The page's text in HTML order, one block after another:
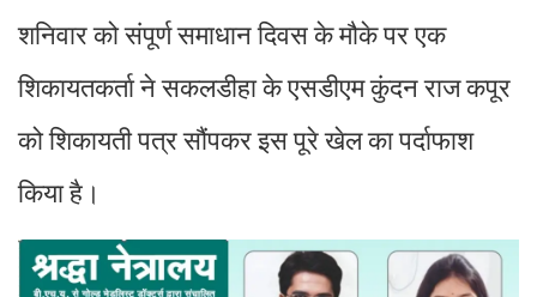
शनिवार को संपूर्ण समाधान दिवस के मौके पर एक
शिकायतकर्ता ने सकलडीहा के एसडीएम कुंदन राज कपूर
को शिकायती पत्र सौंपकर इस पूरे खेल का पर्दाफाश
किया है।